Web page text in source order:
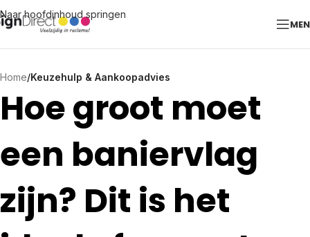
Naar hoofdinhoud springen
Home/Keuzehulp & Aankoopadvies
Hoe groot moet
een baniervlag
zijn? Dit is het